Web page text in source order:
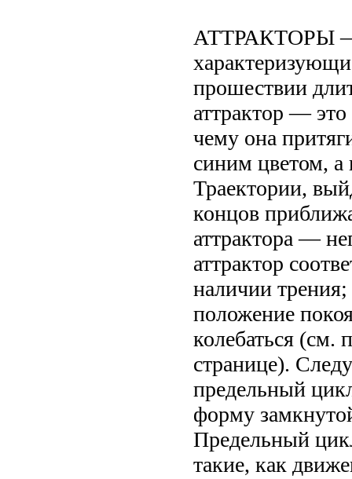
АТТРАКТОРЫ —
прошествии
аттрактор —
чему она
синим цветом,
Траектории,
концов
аттрактора —
аттрактор
наличии
положение
колебаться (см.
странице).
предельный
форму
Предельный
такие, как